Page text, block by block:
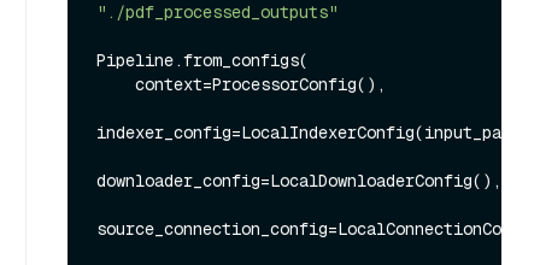
"./pdf_processed_outputs"
Pipeline.from_configs(
downloader_config=LocalDownloaderConfig(),